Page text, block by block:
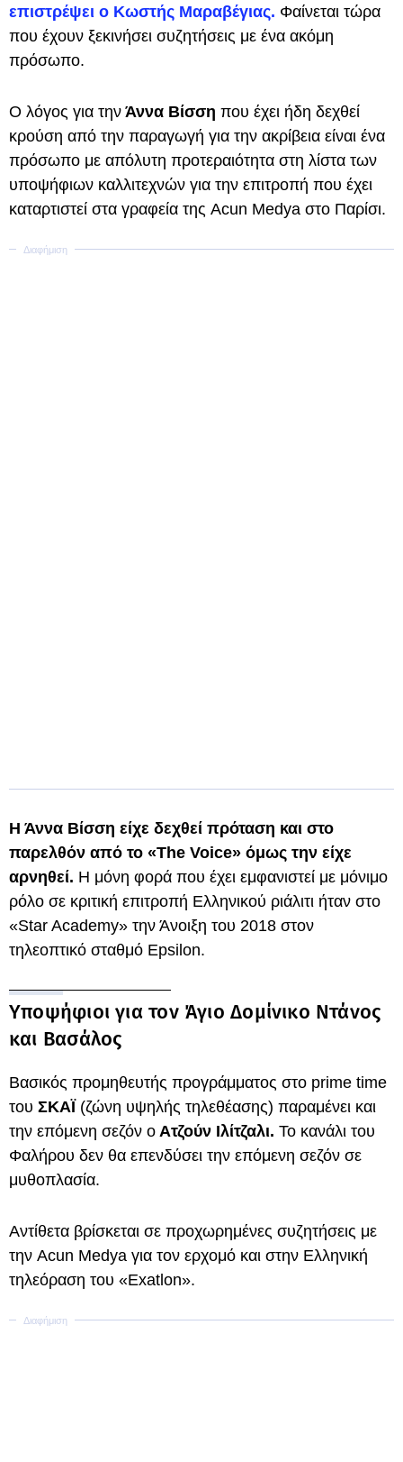
επιστρέψει ο Κωστής Μαραβέγιας. Φαίνεται τώρα
που έχουν ξεκινήσει συζητήσεις με ένα ακόμη
πρόσωπο.
Ο λόγος για την Άννα Βίσση που έχει ήδη δεχθεί
κρούση από την παραγωγή για την ακρίβεια είναι ένα
πρόσωπο με απόλυτη προτεραιότητα στη λίστα των
υποψήφιων καλλιτεχνών για την επιτροπή που έχει
καταρτιστεί στα γραφεία της Acun Medya στο Παρίσι.
Η Άννα Βίσση είχε δεχθεί πρόταση και στο
παρελθόν από το «The Voice» όμως την είχε
αρνηθεί. Η μόνη φορά που έχει εμφανιστεί με μόνιμο
ρόλο σε κριτική επιτροπή Ελληνικού ριάλιτι ήταν στο
«Star Academy» την Άνοιξη του 2018 στον
τηλεοπτικό σταθμό Epsilon.
Υποψήφιοι για τον Άγιο Δομίνικο Ντάνος
και Βασάλος
Βασικός προμηθευτής προγράμματος στο prime time
του ΣΚΑΪ (ζώνη υψηλής τηλεθέασης) παραμένει και
την επόμενη σεζόν ο Ατζούν Ιλίτζαλι. Το κανάλι του
Φαλήρου δεν θα επενδύσει την επόμενη σεζόν σε
μυθοπλασία.
Αντίθετα βρίσκεται σε προχωρημένες συζητήσεις με
την Acun Medya για τον ερχομό και στην Ελληνική
τηλεόραση του «Exatlon».